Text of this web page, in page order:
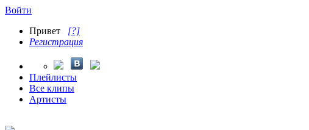
Войти
Привет [?]
Регистрация
Плейлисты
Все клипы
Артисты